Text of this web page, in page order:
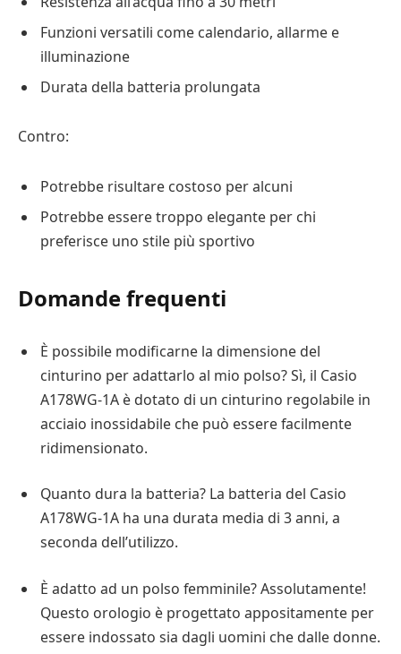
Funzioni versatili come calendario, allarme e
illuminazione
Durata della batteria prolungata
Contro:
Potrebbe risultare costoso per alcuni
Potrebbe essere troppo elegante per chi
preferisce uno stile più sportivo
Domande frequenti
È possibile modificarne la dimensione del
cinturino per adattarlo al mio polso? Sì, il Casio
A178WG-1A è dotato di un cinturino regolabile in
acciaio inossidabile che può essere facilmente
ridimensionato.
Quanto dura la batteria? La batteria del Casio
A178WG-1A ha una durata media di 3 anni, a
seconda dell’utilizzo.
È adatto ad un polso femminile? Assolutamente!
Questo orologio è progettato appositamente per
essere indossato sia dagli uomini che dalle donne.